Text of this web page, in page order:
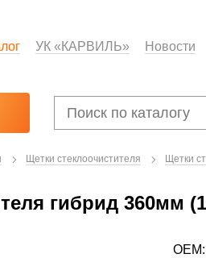
УК «КАРВИЛЬ» Новости
Щетки стеклоочистителя Щетки
гибрид 360мм
OEM: